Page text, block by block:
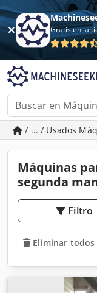
/ ... / Usados
Máquinas
segunda
Filtro
Eliminar